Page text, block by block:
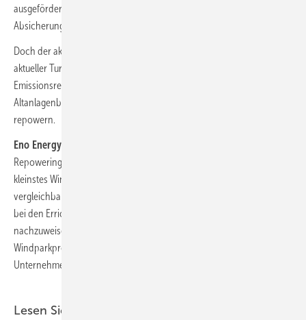
ausgeförderte Anlagen eines Volumens von mehreren GW aus dieser
Absicherung heraus.
Doch der aktuelle Handelspreis auf dem Strommarkt ist aufgrund
aktueller Turbulenzen auf den Gasmärkten und steigender Preise für
Emissionsrechte von Kohlekraftwerken hoch. Und dies ermuntert
Altanlagenbetreiber zum vorläufigen Weiterbetrieb statt sie zu
repowern.
Eno Energy
Repoweringmarkt, wie Geschäftsführer Stefan Bockholt erklärt. Als
kleinstes Windturbinenunternehmen steht Eno nicht unter
vergleichbarem Druck wie große Turbinenbauer, jährliches Wachstum
bei den Errichtungen neuer Windparks und bei den Auftragszahlen
nachzuweisen. Zumal Eno noch mit einer gesonderten
Windparkprojektierungs- und Windparkbetriebssparte des
Unternehmens verbunden ist.
Lesen Sie auch: